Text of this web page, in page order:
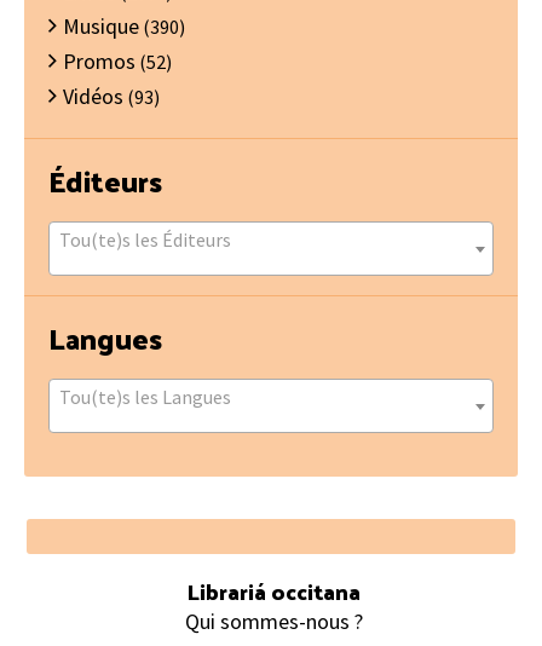
Musique (390)
Promos (52)
Vidéos (93)
Éditeurs
Tou(te)s les Éditeurs
Langues
Tou(te)s les Langues
Footer
Librariá occitana
Qui sommes-nous ?